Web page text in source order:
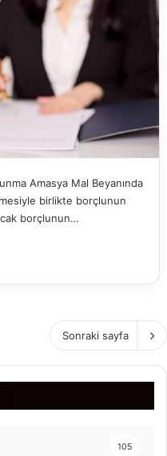
Amasya Mal Beyanında
birlikte borçlunun
borçlunun…
Sonraki sayfa
105